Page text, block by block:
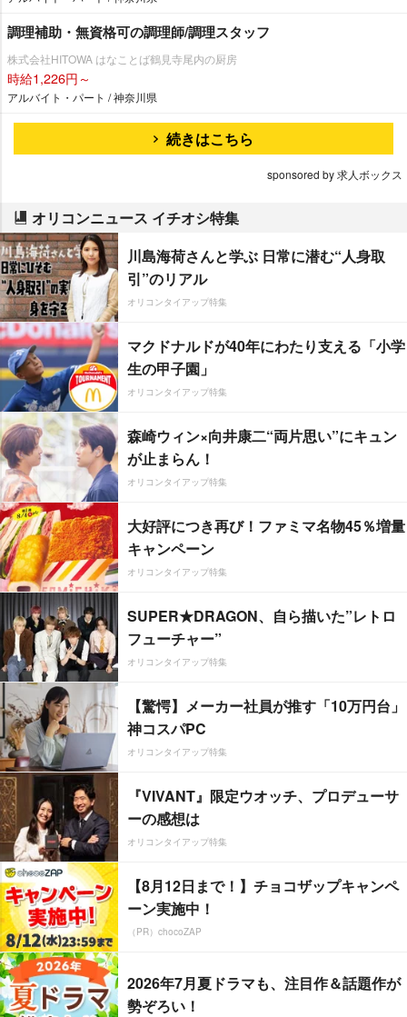
調理補助・無資格可の調理師/調理スタッフ
株式会社HITOWA はなことば鶴見寺尾内の厨房
時給1,226円～
アルバイト・パート / 神奈川県
続きはこちら
sponsored by 求人ボックス
オリコンニュース イチオシ特集
川島海荷さんと学ぶ 日常に潜む“人身取
引”のリアル
オリコンタイアップ特集
マクドナルドが40年にわたり支える「小学
生の甲子園」
オリコンタイアップ特集
森崎ウィン×向井康二“両片思い”にキュン
が止まらん！
オリコンタイアップ特集
大好評につき再び！ファミマ名物45％増量
キャンペーン
オリコンタイアップ特集
SUPER★DRAGON、自ら描いた”レトロ
フューチャー”
オリコンタイアップ特集
【驚愕】メーカー社員が推す「10万円台」
神コスパPC
オリコンタイアップ特集
『VIVANT』限定ウオッチ、プロデューサ
ーの感想は
オリコンタイアップ特集
【8月12日まで！】チョコザップキャンペ
ーン実施中！
（PR）chocoZAP
2026年7月夏ドラマも、注目作＆話題作が
勢ぞろい！